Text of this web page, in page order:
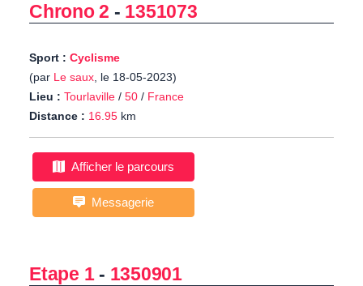
Chrono 2 - 1351073
Sport : Cyclisme
(par Le saux, le 18-05-2023)
Lieu : Tourlaville / 50 / France
Distance : 16.95 km
Afficher le parcours
Messagerie
Etape 1- 1350901